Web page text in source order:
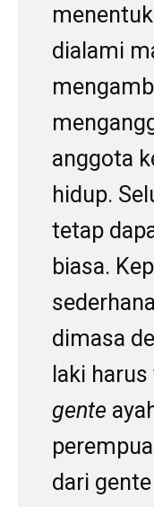
dialami
anggota
hidup.
tetap
biasa.
dimasa
laki
gente
dari